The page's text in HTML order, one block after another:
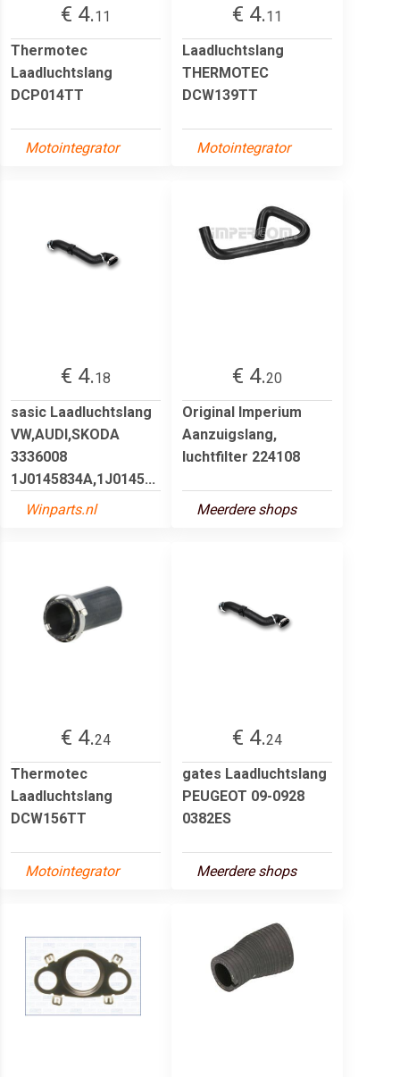
€ 4.11
Thermotec
Laadluchtslang
DCP014TT
Motointegrator
€ 4.11
Laadluchtslang
THERMOTEC
DCW139TT
Motointegrator
€ 4.18
sasic Laadluchtslang
VW,AUDI,SKODA
3336008
1J0145834A,1J0145...
Winparts.nl
€ 4.20
Original Imperium
Aanzuigslang,
luchtfilter 224108
Meerdere shops
€ 4.24
Thermotec
Laadluchtslang
DCW156TT
Motointegrator
€ 4.24
gates Laadluchtslang
PEUGEOT 09-0928
0382ES
Meerdere shops